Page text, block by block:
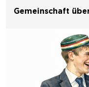
Gemeinschaft